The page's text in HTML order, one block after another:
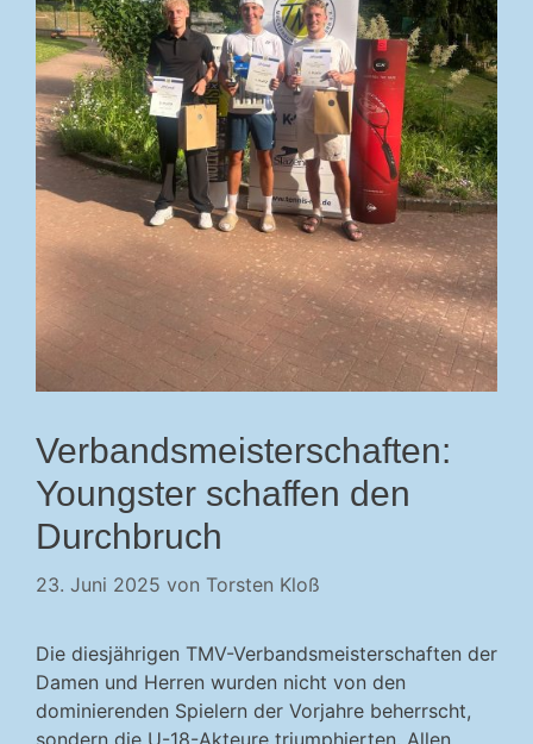
Verbandsmeisterschaften:
Youngster schaffen den
Durchbruch
23. Juni 2025 von Torsten Kloß
Die diesjährigen TMV-Verbandsmeisterschaften der
Damen und Herren wurden nicht von den
dominierenden Spielern der Vorjahre beherrscht,